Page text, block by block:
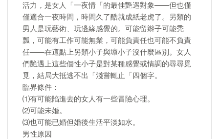
活力，是女人「一夜情「的最佳艷遇對象――但也僅
僅適合一夜時間，時間久了酷就成紙老虎了。另類的
男人是玩藝術、玩邊緣感覺的。可能留辮子可能禿
瓢，可能有工作可能無業，可能負責任也可能不負責
任――在這點上另類小子與壞小子沒什麼區別。女人
們艷遇上這些個性小子是對某種感覺或情調的尋尋覓
覓，結局大抵逃不出「淺嘗輒止「四個字。
臨界條件：
⑴有可能陷進去的女人有一些冒險心理。
⑵可能未婚。
⑶也可能已婚但婚後生活平淡如水。
男性原因